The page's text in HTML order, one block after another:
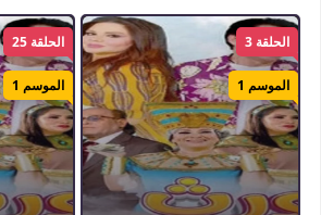
الحلقة 3
الموسم 1
الحلقة 25
الموسم 1